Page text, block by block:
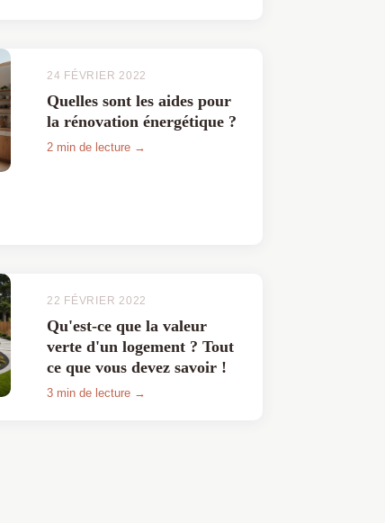
24 FÉVRIER 2022
Quelles sont les aides pour
la rénovation énergétique ?
2 min de lecture →
22 FÉVRIER 2022
Qu'est-ce que la valeur
verte d'un logement ? Tout
ce que vous devez savoir !
3 min de lecture →